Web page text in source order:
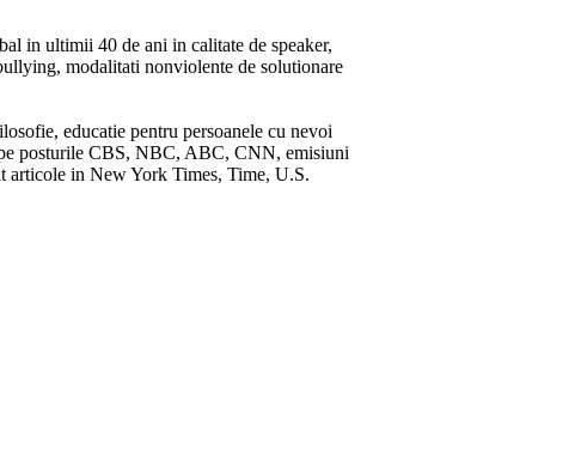
in ultimii 40 de ani in calitate de speaker,
modalitati nonviolente de solutionare
educatie pentru persoanele cu nevoi
posturile CBS, NBC, ABC, CNN, emisiuni
articole in New York Times, Time, U.S.